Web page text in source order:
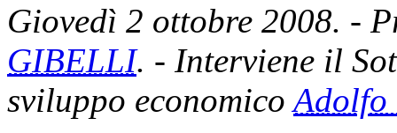
Giovedì 2 ottobre 2008. -
GIBELLI. - Interviene il
sviluppo economicoAdolfo